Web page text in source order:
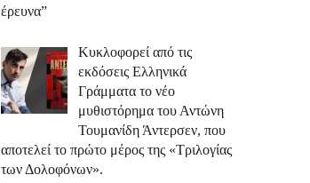
έρευνα”
Κυκλοφορεί από τις
εκδόσεις Ελληνικά
Γράμματα το νέο
μυθιστόρημα του Αντώνη
Τουμανίδη Άντερσεν, που
αποτελεί το πρώτο μέρος της «Τριλογίας
των Δολοφόνων».